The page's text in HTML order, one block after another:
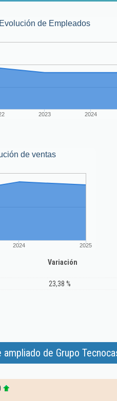
Evolución de Empleados
2023 2024
de ventas
2024 2025
Variación
23,38 %
de Grupo